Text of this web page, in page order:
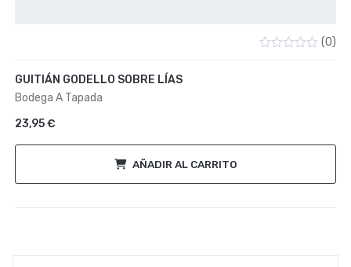
(0)
GUITIÁN GODELLO SOBRE LÍAS
Bodega A Tapada
23,95€
AÑADIR AL CARRITO